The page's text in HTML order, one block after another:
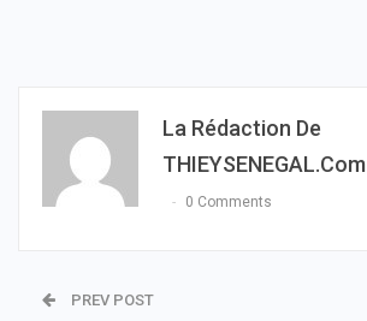
La Rédaction De
THIEYSENEGAL.com
0 Comments
PREV POST